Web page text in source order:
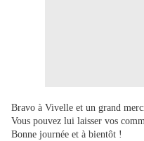
Bravo à Vivelle et un grand
Vous pouvez lui laisser vos
Bonne journée et à bientôt !